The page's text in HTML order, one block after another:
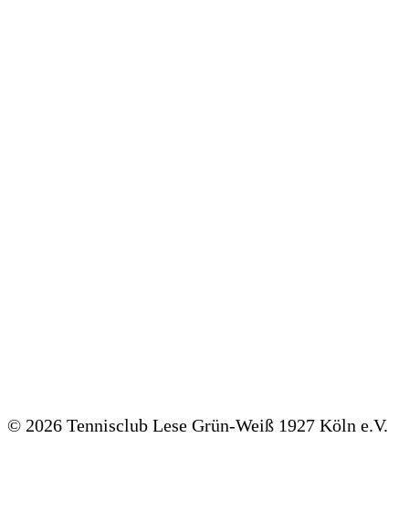
© 2026 Tennisclub Lese Grün-Weiß 1927 Köln e.V.